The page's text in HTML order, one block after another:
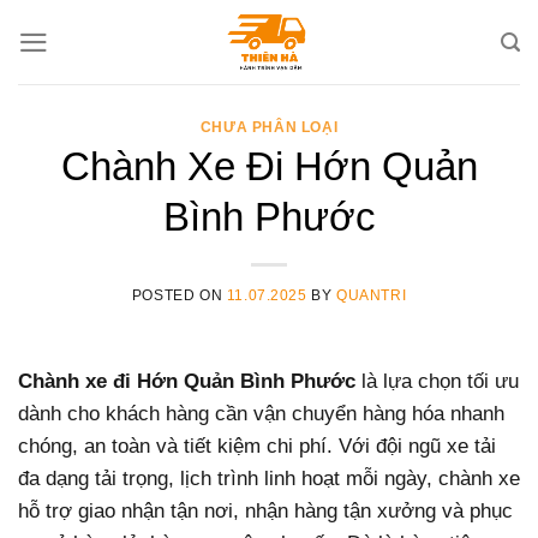
CHƯA PHÂN LOẠI
Chành Xe Đi Hớn Quản
Bình Phước
POSTED ON 11.07.2025 BYQUANTRI
Chành xe đi Hớn Quản Bình Phước là lựa chọn tối ưu
dành cho khách hàng cần vận chuyển hàng hóa nhanh
chóng, an toàn và tiết kiệm chi phí. Với đội ngũ xe tải
đa dạng tải trọng, lịch trình linh hoạt mỗi ngày, chành xe
hỗ trợ giao nhận tận nơi, nhận hàng tận xưởng và phục